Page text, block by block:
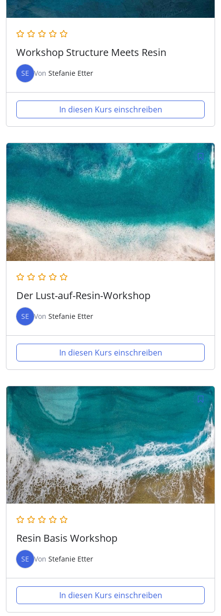
Workshop Structure Meets Resin
SE Von Stefanie Etter
In diesen Kurs einschreiben
Der Lust-auf-Resin-Workshop
SE Von Stefanie Etter
In diesen Kurs einschreiben
Resin Basis Workshop
SE Von Stefanie Etter
In diesen Kurs einschreiben